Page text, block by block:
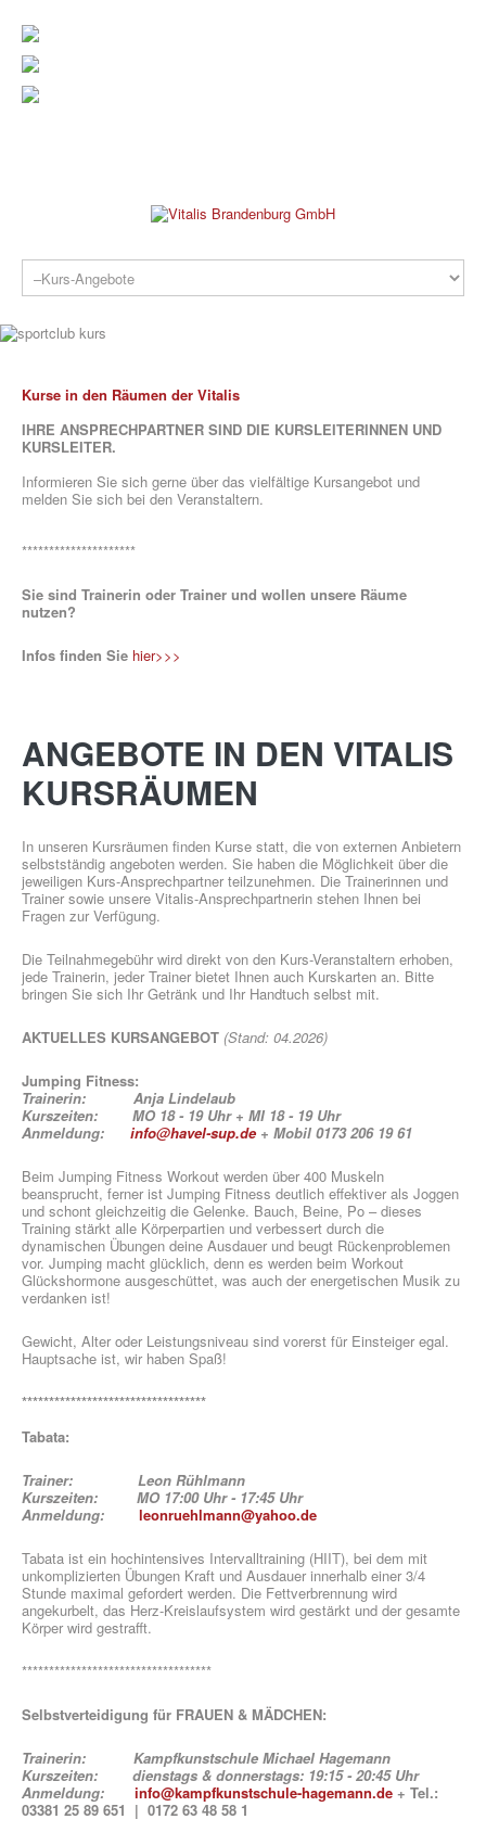
GESUNDHEITSSPORT
MOBY
ÜBER UNS
Kurse in den Räumen der Vitalis
IHRE ANSPRECHPARTNER SIND DIE KURSLEITERINNEN UND
KURSLEITER.
Informieren Sie sich gerne über das vielfältige Kursangebot und
melden Sie sich bei den Veranstaltern.
*********************
Sie sind Trainerin oder Trainer und wollen unsere Räume
nutzen?
Infos finden Sie hier>>>
ANGEBOTE IN DEN VITALIS
KURSRÄUMEN
In unseren Kursräumen finden Kurse statt, die von externen Anbietern
selbstständig angeboten werden. Sie haben die Möglichkeit über die
jeweiligen Kurs-Ansprechpartner teilzunehmen. Die Trainerinnen und
Trainer sowie unsere Vitalis-Ansprechpartnerin stehen Ihnen bei
Fragen zur Verfügung.
Die Teilnahmegebühr wird direkt von den Kurs-Veranstaltern erhoben,
jede Trainerin, jeder Trainer bietet Ihnen auch Kurskarten an. Bitte
bringen Sie sich Ihr Getränk und Ihr Handtuch selbst mit.
AKTUELLES KURSANGEBOT (Stand: 04.2026)
Jumping Fitness:
Trainerin: Anja Lindelaub
Kurszeiten: MO 18 - 19 Uhr + MI 18 - 19 Uhr
Anmeldung: info@havel-sup.de+ Mobil 0173 206 19 61
Beim Jumping Fitness Workout werden über 400 Muskeln
beansprucht, ferner ist Jumping Fitness deutlich effektiver als Joggen
und schont gleichzeitig die Gelenke. Bauch, Beine, Po – dieses
Training stärkt alle Körperpartien und verbessert durch die
dynamischen Übungen deine Ausdauer und beugt Rückenproblemen
vor. Jumping macht glücklich, denn es werden beim Workout
Glückshormone ausgeschüttet, was auch der energetischen Musik zu
verdanken ist!
Gewicht, Alter oder Leistungsniveau sind vorerst für Einsteiger egal.
Hauptsache ist, wir haben Spaß!
**********************************
Tabata:
Trainer: Leon Rühlmann
Kurszeiten: MO 17:00 Uhr - 17:45 Uhr
Anmeldung:
leonruehlmann@yahoo.de
Tabata ist ein hochintensives Intervalltraining (HIIT), bei dem mit
unkomplizierten Übungen Kraft und Ausdauer innerhalb einer 3/4
Stunde maximal gefordert werden. Die Fettverbrennung wird
angekurbelt, das Herz-Kreislaufsystem wird gestärkt und der gesamte
Körper wird gestrafft.
***********************************
Selbstverteidigung für FRAUEN & MÄDCHEN:
Trainerin: Kampfkunstschule Michael Hagemann
Kurszeiten: dienstags & donnerstags: 19:15 - 20:45 Uhr
Anmeldung:
info@kampfkunstschule-hagemann.de + Tel.:
03381 25 89 651 | 0172 63 48 58 1